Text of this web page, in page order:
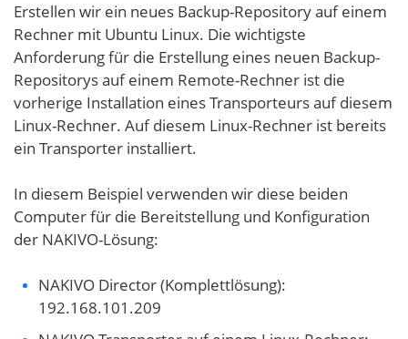
Erstellen wir ein neues Backup-Repository auf einem
Rechner mit Ubuntu Linux. Die wichtigste
Anforderung für die Erstellung eines neuen Backup-
Repositorys auf einem Remote-Rechner ist die
vorherige Installation eines Transporteurs auf diesem
Linux-Rechner. Auf diesem Linux-Rechner ist bereits
ein Transporter installiert.
In diesem Beispiel verwenden wir diese beiden
Computer für die Bereitstellung und Konfiguration
der NAKIVO-Lösung:
NAKIVO Director (Komplettlösung):
192.168.101.209